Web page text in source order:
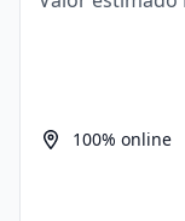
100% online